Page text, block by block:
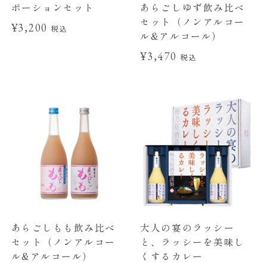
ポーションセット
¥3,200税込
あらごしゆず飲み比べ
セット（ノンアルコー
ル&アルコール）
¥3,470 税込
あらごしもも飲み比べ
セット（ノンアルコー
ル&アルコール）
大人の宴のラッシー
と、ラッシーを美味し
くするカレー